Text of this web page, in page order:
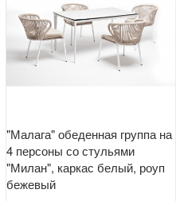
"Малага" обеденная группа на
4 персоны со стульями
"Милан", каркас белый, роуп
бежевый